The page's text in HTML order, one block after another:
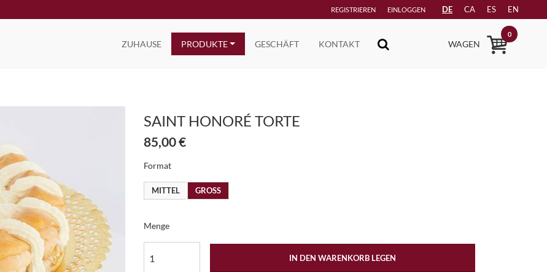
REGISTRIEREN EINLOGGEN DE CA ES EN
ZUHAUSE PRODUKTE GESCHÄFT KONTAKT WAGEN
0
SAINT HONORÉ TORTE
85,00 €
Format
MITTEL GROSS
Menge
IN DEN WARENKORB LEGEN